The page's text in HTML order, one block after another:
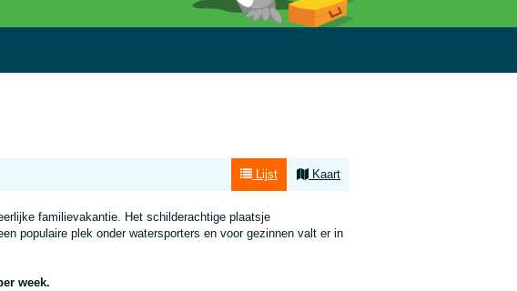
Lijst Kaart
familievakantie. Het schilderachtige plaatsje
populaire plek onder watersporters en voor gezinnen valt er in
week.